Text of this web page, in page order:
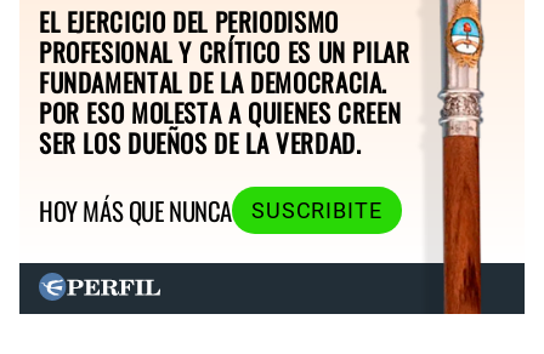
EL EJERCICIO DEL PERIODISMO
PROFESIONAL Y CRÍTICO ES UN PILAR
FUNDAMENTAL DE LA DEMOCRACIA.
POR ESO MOLESTA A QUIENES CREEN
SER LOS DUEÑOS DE LA VERDAD.
HOY MÁS QUE NUNCA
SUSCRIBITE